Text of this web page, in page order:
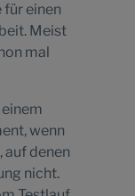
für einen
Meist
mal
wenn
auf denen
nicht.